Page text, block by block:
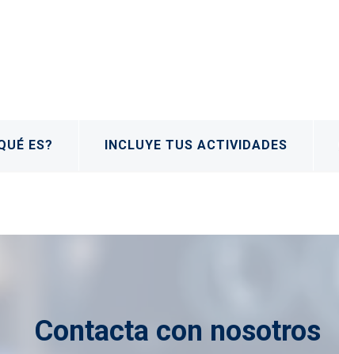
ES? INCLUYE TUS ACTIVIDADES
Contacta con nosotros